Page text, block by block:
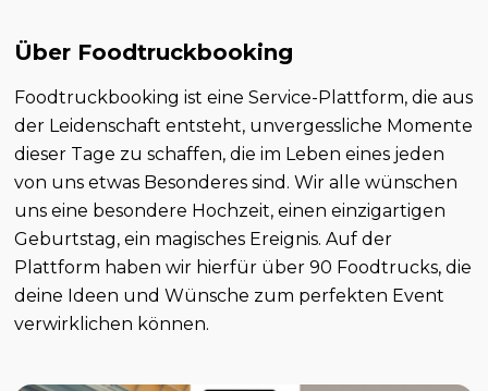
Über Foodtruckbooking
Foodtruckbooking ist eine Service-Plattform, die aus
der Leidenschaft entsteht, unvergessliche Momente
dieser Tage zu schaffen, die im Leben eines jeden
von uns etwas Besonderes sind. Wir alle wünschen
uns eine besondere Hochzeit, einen einzigartigen
Geburtstag, ein magisches Ereignis. Auf der
Plattform haben wir hierfür über 90 Foodtrucks, die
deine Ideen und Wünsche zum perfekten Event
verwirklichen können.